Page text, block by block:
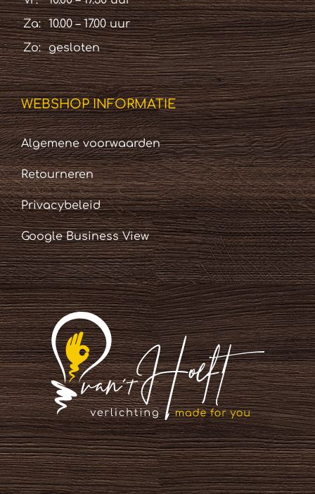
Za:
10.00 – 17.00 uur
Zo:
gesloten
WEBSHOP INFORMATIE
Algemene voorwaarden
Retourneren
Privacybeleid
Google Business View